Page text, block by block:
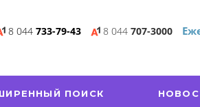
8 044 733-79-43 8 044 707-3000
ПОИСК